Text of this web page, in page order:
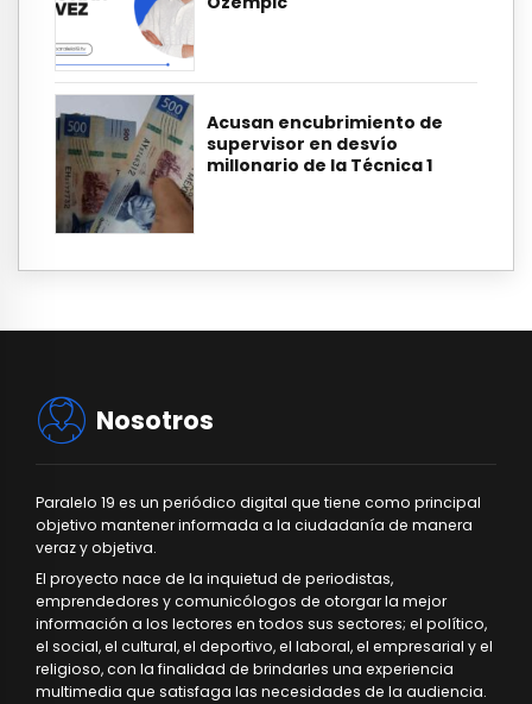
Acusan encubrimiento de
supervisor en desvío
millonario de la Técnica 1
Nosotros
Paralelo 19 es un periódico digital que tiene como principal
objetivo mantener informada a la ciudadanía de manera
veraz y objetiva.
El proyecto nace de la inquietud de periodistas,
emprendedores y comunicólogos de otorgar la mejor
información a los lectores en todos sus sectores; el político,
el social, el cultural, el deportivo, el laboral, el empresarial y el
religioso, con la finalidad de brindarles una experiencia
multimedia que satisfaga las necesidades de la audiencia.